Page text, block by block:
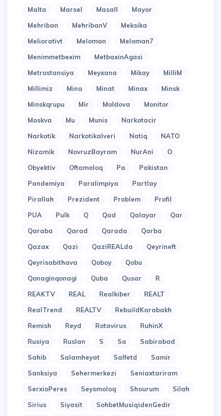
Malta
Marsel Masall
Mayor
Mehriban
MehribanV
Meksika
Meliorativt
Meloman
Meloman7
Menimmetbexim
MetbaxinAgasi
Metrostansiya
Meyxana Mikay
MilliM
Millimiz
Mina Minat Minax
Minsk
Minskqrupu
Mir Moldova
Monitor
Moskva
Mu Munis
Narkotacir
Narkotik
Narkotikalveri Natiq
NATO
Nizamik
NovruzBayram NurAni
O
Obyektiv
Oftamoloq Pa
Pakistan
Pandemiya
Paralimpiya
Partlay
Pirallah
Prezident Problem
Profil
PUA
Pulk Q Qad Qalayar
Qar
Qaraba
Qarad Qarada
Qarba
Qazax
Qazi QaziREALda
Qeyrineft
Qeyrisabithava
Qoboy
Qobu
Qonaginqonagi
Quba Qusar
R
REAKTV
REAL Realkiber
REALT
RealTrend
REALTV
RebuildKarabakh
Remish
Reyd Rotavirus
RuhinX
Rusiya
Ruslan S Sa
Sabirabad
Sahib
Salamheyat Salfetd
Samir
Sanksiya
Sehermerkezi
Seniaxtariram
SerxioPeres
Seysmoloq Shourum
Silah
Sirius
Siyasit
SohbetMusiqidenGedir